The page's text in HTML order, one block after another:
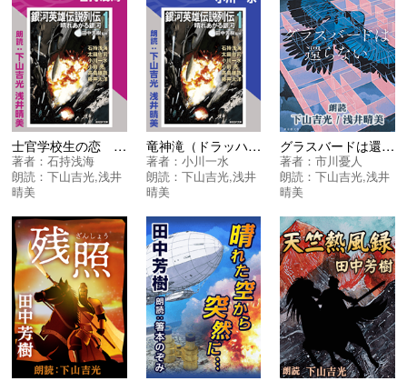
士官学校生の恋 ＜銀河英雄伝説列伝〈１〉晴れあがる銀河＞
著者：石持浅海
朗読：下山吉光,浅井
晴美
竜神滝（ドラッハ・ヴァッサーフェル）の皇帝陛下 ＜銀河英雄伝説列伝〈１〉晴れあがる銀河＞
著者： 小川一水
朗読： 下山吉光,浅井
晴美
グラスバードは還らない ＜マリア＆漣シリーズ＞
著者：市川憂人
朗読：下山吉光,浅井
晴美